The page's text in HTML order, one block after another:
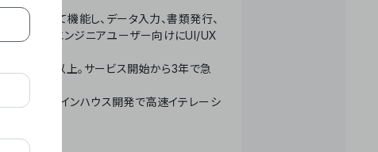
ースとして機能し、データ入力、書類発行、
動化。非エンジニアユーザー向けにUI/UX
300%以上。サービス開始から3年で急
ムで完結。インハウス開発で高速イテレーシ